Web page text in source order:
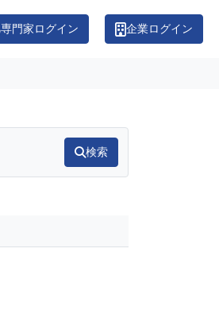
専門家ログイン 企業ログイン
検索